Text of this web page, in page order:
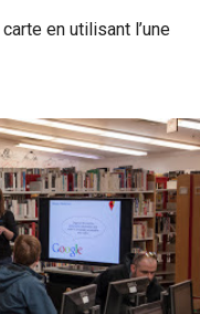
en utilisant l’une